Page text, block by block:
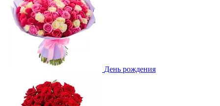
День рождения